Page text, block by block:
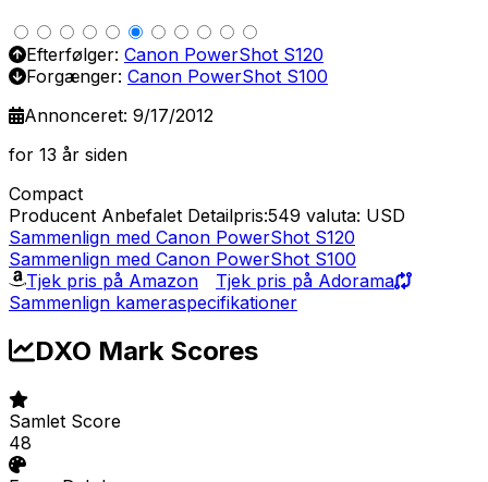
Efterfølger: Canon PowerShot S120
Forgænger: Canon PowerShot S100
Annonceret: 9/17/2012
for 13 år siden
Compact
Producent Anbefalet Detailpris:549 valuta: USD
Sammenlign med Canon PowerShot S120
Sammenlign med Canon PowerShot S100
Tjek pris på Amazon
Tjek pris på Adorama
Sammenlign kameraspecifikationer
DXO Mark Scores
Samlet Score
48